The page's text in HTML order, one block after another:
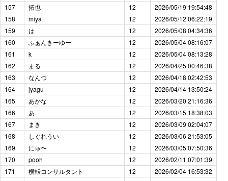
157
拓也 12
2026/05/19 19:54:48
158
miya 12
2026/05/12 06:22:19
159
は 12
2026/05/08 04:34:36
160
ふぁんきーゆー 12
2026/05/04 08:16:07
161
k 12
2026/05/04 08:13:28
162
まる 12
2026/04/25 00:46:38
163
なんつ 12
2026/04/18 02:42:53
164
jyagu 12
2026/04/14 13:50:24
165
あかな 12
2026/03/20 21:16:36
166
あ 12
2026/03/15 18:38:03
167
まき 12
2026/03/09 02:04:07
168
しぐれうい 12
2026/03/06 21:53:05
169
にゅ〜 12
2026/03/05 07:50:36
170
pooh 12
2026/02/11 07:01:39
171
横転コンサルタント 12
2026/02/04 16:53:32